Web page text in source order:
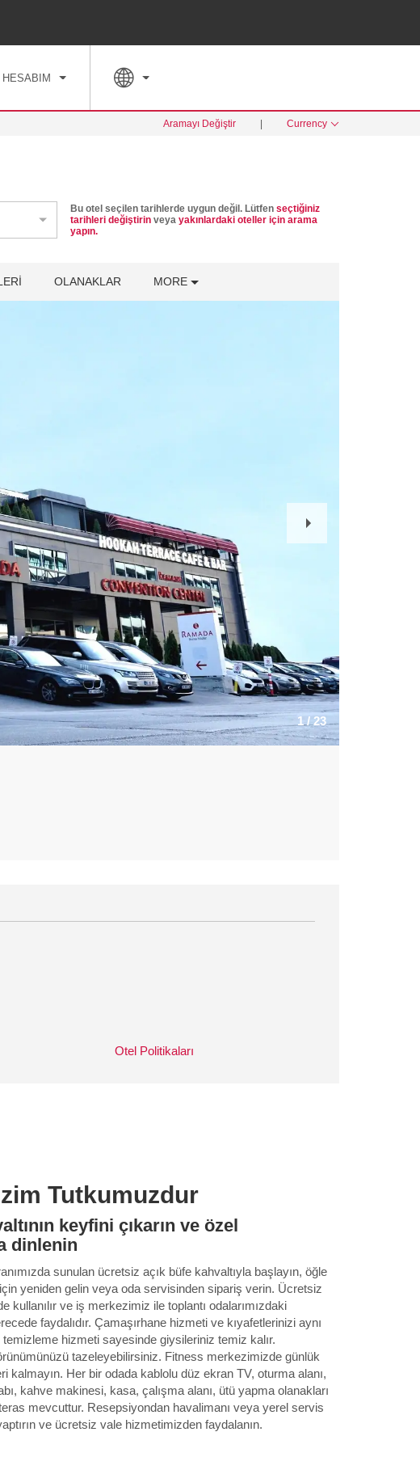
HESABIM
Aramayı Değiştir Currency
Bu otel seçilen tarihlerde uygun değil. Lütfen seçtiğiniz
tarihleri değiştirinveya yakınlardaki oteller için arama
yapın.
OLANAKLAR MORE
1 / 23
Slide
Otel Politikaları
Tutkumuzdur
keyfini çıkarın ve özel
dinlenin
sunulan ücretsiz açık büfe kahvaltıyla başlayın, öğle
yeniden gelin veya oda servisinden sipariş verin. Ücretsiz
kullanılır ve iş merkezimiz ile toplantı odalarımızdaki
faydalıdır. Çamaşırhane hizmeti ve kıyafetlerinizi aynı
hizmeti sayesinde giysileriniz temiz kalır.
tazeleyebilirsiniz. Fitness merkezimizde günlük
kalmayın. Her bir odada kablolu düz ekran TV, oturma alanı,
kahve makinesi, kasa, çalışma alanı, ütü yapma olanakları
mevcuttur. Resepsiyondan havalimanı veya yerel servis
ve ücretsiz vale hizmetimizden faydalanın.